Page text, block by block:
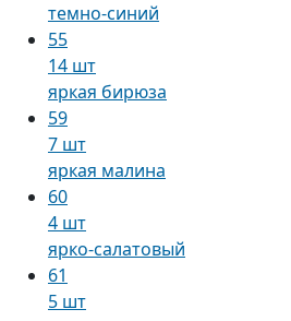
темно-синий
55
14 шт
яркая бирюза
59
7 шт
яркая малина
60
4 шт
ярко-салатовый
61
5 шт